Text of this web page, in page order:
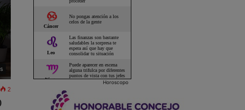
2
Horoscopo